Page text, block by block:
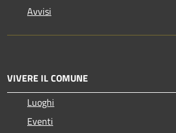
Avvisi
VIVERE IL COMUNE
Luoghi
Eventi